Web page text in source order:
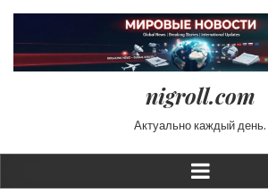
nigroll.com
Актуально каждый день.